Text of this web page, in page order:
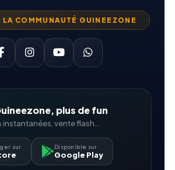
LA COMMUNAUTÉ GUINEEZONE
plus de fun
vente flash...
sur Disponible sur
Google Play